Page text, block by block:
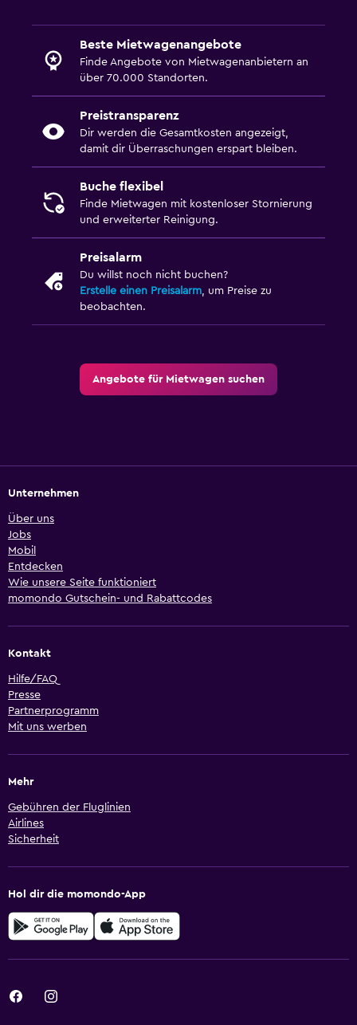
Beste Mietwagenangebote
Finde Angebote von Mietwagenanbietern an
über 70.000 Standorten.
Preistransparenz
Dir werden die Gesamtkosten angezeigt,
damit dir Überraschungen erspart bleiben.
Buche flexibel
Finde Mietwagen mit kostenloser Stornierung
und erweiterter Reinigung.
Preisalarm
Du willst noch nicht buchen?
Erstelle einen Preisalarm, um Preise zu
beobachten.
Angebote für Mietwagen suchen
Unternehmen
Über uns
Jobs
Mobil
Entdecken
Wie unsere Seite funktioniert
momondo Gutschein- und Rabattcodes
Kontakt
Hilfe/FAQ
Presse
Partnerprogramm
Mit uns werben
Mehr
Gebühren der Fluglinien
Airlines
Sicherheit
Hol dir die momondo-App